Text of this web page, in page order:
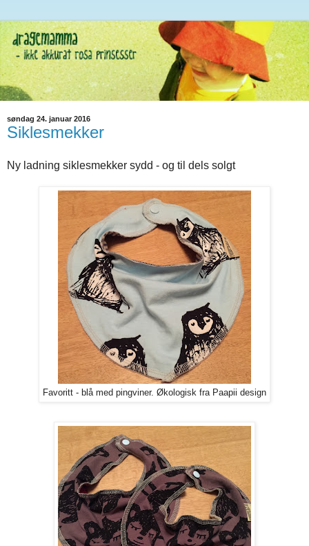
søndag 24. januar 2016
Siklesmekker
Ny ladning siklesmekker sydd - og til dels solgt
Favoritt - blå med pingviner. Økologisk fra Paapii design